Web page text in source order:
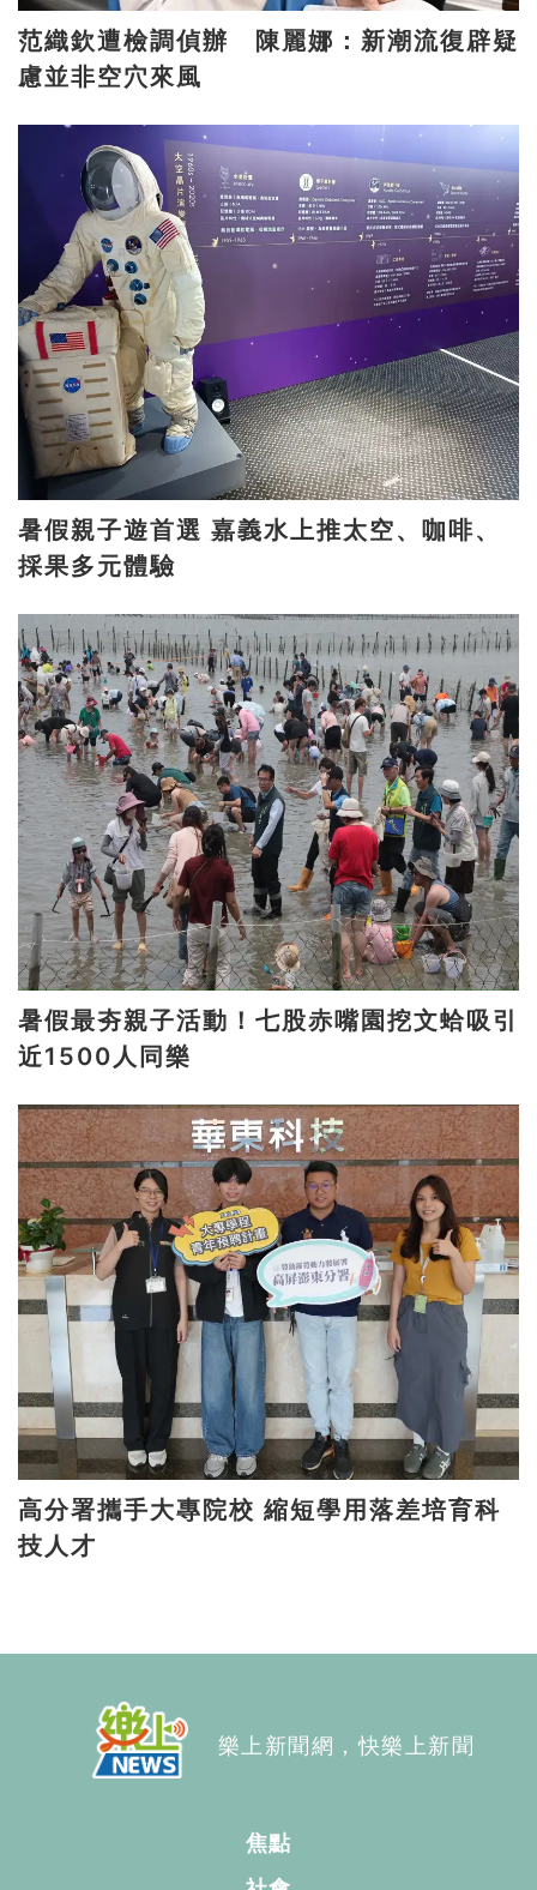
范織欽遭檢調偵辦 陳麗娜：新潮流復辟疑
慮並非空穴來風
暑假親子遊首選 嘉義水上推太空、咖啡、
採果多元體驗
暑假最夯親子活動！七股赤嘴園挖文蛤吸引
近1500人同樂
高分署攜手大專院校 縮短學用落差培育科
技人才
樂上新聞網，快樂上新聞
焦點